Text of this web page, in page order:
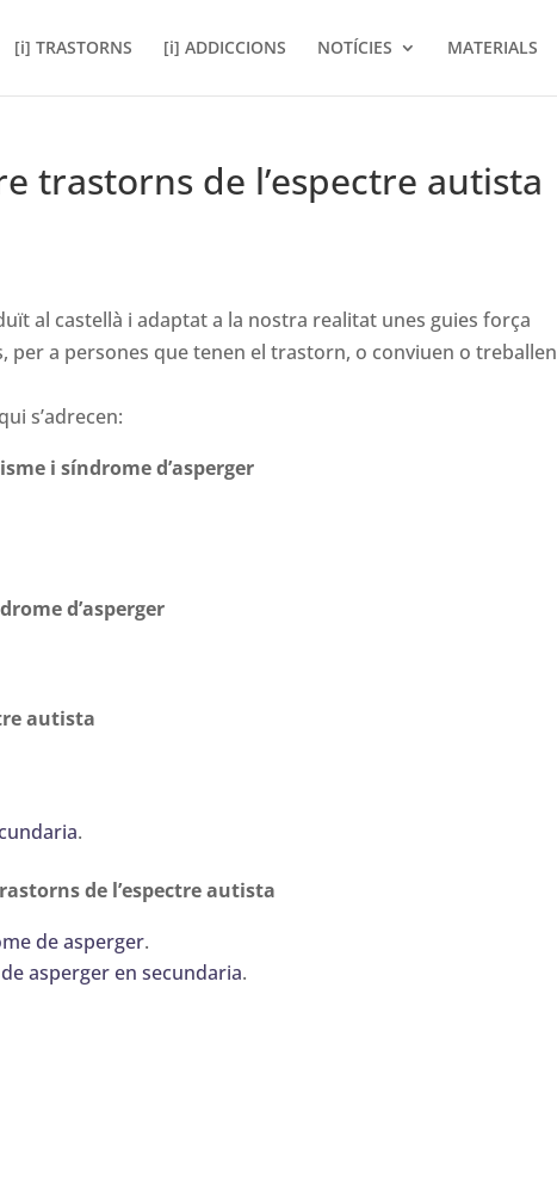
[i] TRASTORNS [i] ADDICCIONS NOTÍCIES MATERIALS
trastorns de l’espectre autista
al castellà i adaptat a la nostra realitat unes guies força
a persones que tenen el trastorn, o conviuen o treballen
s’adrecen:
i síndrome d’asperger
d’asperger
autista
.
de l’espectre autista
de asperger.
asperger en secundaria.